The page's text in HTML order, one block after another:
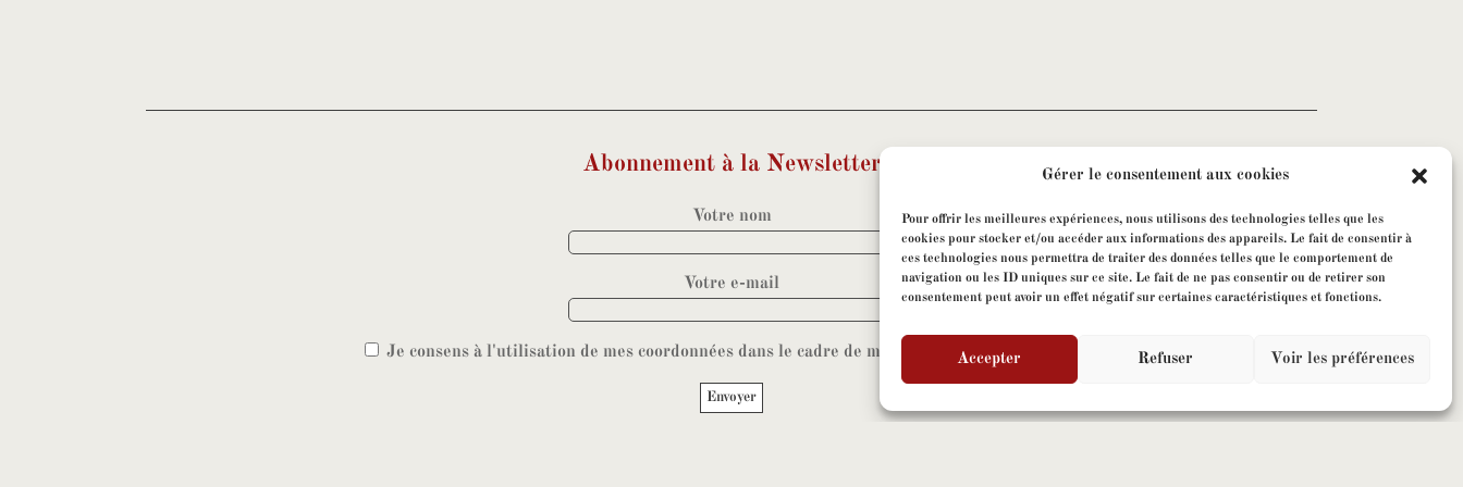
Gérer le consentement aux cookies
Pour offrir les meilleures expériences, nous utilisons des technologies telles que les
cookies pour stocker et/ou accéder aux informations des appareils. Le fait de consentir à
ces technologies nous permettra de traiter des données telles que le comportement de
navigation ou les ID uniques sur ce site. Le fait de ne pas consentir ou de retirer son
consentement peut avoir un effet négatif sur certaines caractéristiques et fonctions.
Accepter Refuser Voir les préférences
Abonnement à la Newsletter
Votre nom
Votre e-mail
Je consens à l'utilisation de mes coordonnées dans le cadre de mon abonnement à la newsletter.